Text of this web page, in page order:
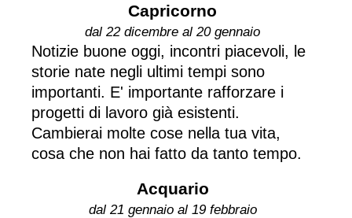
Capricorno
dal 22 dicembre al 20 gennaio
Notizie buone oggi, incontri piacevoli, le
storie nate negli ultimi tempi sono
importanti. E' importante rafforzare i
progetti di lavoro già esistenti.
Cambierai molte cose nella tua vita,
cosa che non hai fatto da tanto tempo.
Acquario
dal 21 gennaio al 19 febbraio